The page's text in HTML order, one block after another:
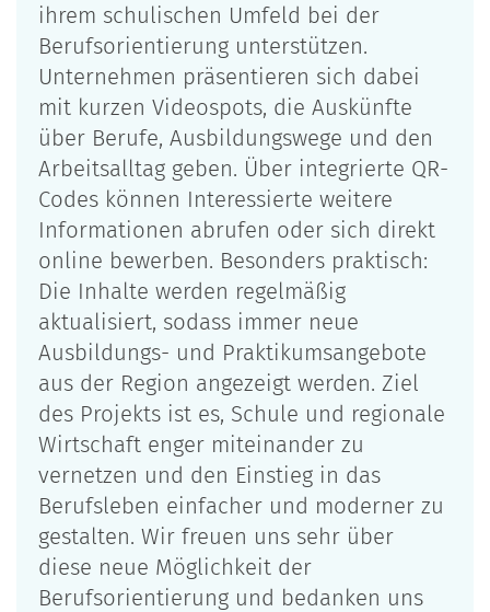
ihrem schulischen Umfeld bei der
Berufsorientierung unterstützen.
Unternehmen präsentieren sich dabei
mit kurzen Videospots, die Auskünfte
über Berufe, Ausbildungswege und den
Arbeitsalltag geben. Über integrierte QR-
Codes können Interessierte weitere
Informationen abrufen oder sich direkt
online bewerben. Besonders praktisch:
Die Inhalte werden regelmäßig
aktualisiert, sodass immer neue
Ausbildungs- und Praktikumsangebote
aus der Region angezeigt werden. Ziel
des Projekts ist es, Schule und regionale
Wirtschaft enger miteinander zu
vernetzen und den Einstieg in das
Berufsleben einfacher und moderner zu
gestalten. Wir freuen uns sehr über
diese neue Möglichkeit der
Berufsorientierung und bedanken uns